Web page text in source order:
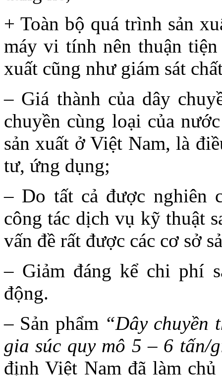
+ Toàn bộ quá trình sản
máy vi tính nên thuận
xuất cũng như giám sát
– Giá thành của dây
chuyền cùng loại của
sản xuất ở Việt Nam, là
tư, ứng dụng;
– Do tất cả được nghiên
công tác dịch vụ kỹ thuật
vấn đề rất được các cơ sở
– Giảm đáng kể chi phí
động.
– Sản phẩm “Dây chuyền
gia súc quy mô 5 – 6 tấn/
định Việt Nam đã làm